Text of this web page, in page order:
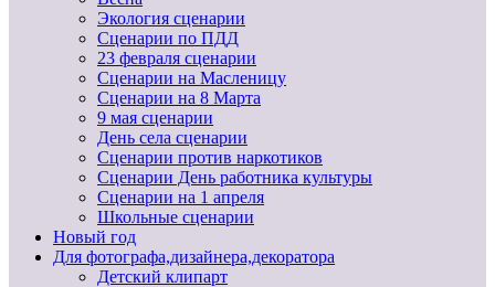
Экология сценарии
Сценарии по ПДД
23 февраля сценарии
Сценарии на Масленицу
Сценарии на 8 Марта
9 мая сценарии
День села сценарии
Сценарии против наркотиков
Сценарии День работника культуры
Сценарии на 1 апреля
Школьные сценарии
Новый год
Для фотографа,дизайнера,декоратора
Детский клипарт